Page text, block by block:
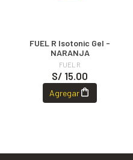
FUEL R Isotonic Gel -
NARANJA
FUEL R
S/ 15.00
Agregar